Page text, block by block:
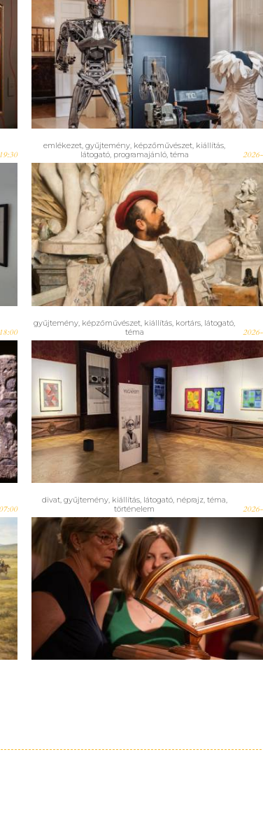
Megnyílt! Az Amerikai álom
jelenik meg azoknak, akik
ellátogatnak a Nemzeti
Múzeum legújabb
emlékezet,gyűjtemény, képzőművészet, kiállítás,
látogató, programajánló, téma
Elveszettnek hitt és
azonosított Strobl-
először a nagyközönség
A halhatatlanság forrása
címmel nyílik
tárlat a Strobl-emlékév
keretében a Magyar
Képzőművészeti
gyűjtemény képzőművészet kiállítás kortárs látogató
téma
Vasarely 120 kiállítás a
Esterházy-kastélyban
divat, gyűjtemény, kiállítás, látogató, néprajz, téma,
történelem
Legyezők titkos üzenetei
Különleges időutazás a
kecskeméti Bozsó
tárlatán